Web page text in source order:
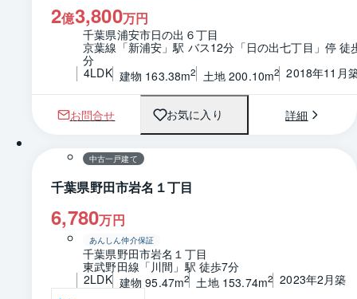
2億3,800万円
千葉県浦安市日の出６丁目
京葉線「新浦安」駅 バス12分「日の出七丁目」停 徒
分
4LDK 建物 163.38m2 土地 200.10m2 2018年11月
お問合せ お気に入り 詳細
1 / 0 間取り
中古一戸建て
千葉県野田市岩名１丁目
6,780万円
あんしん仲介保証
千葉県野田市岩名１丁目
東武野田線「川間」駅 徒歩7分
2LDK 建物 95.47m2 土地 153.74m2 2023年2月築